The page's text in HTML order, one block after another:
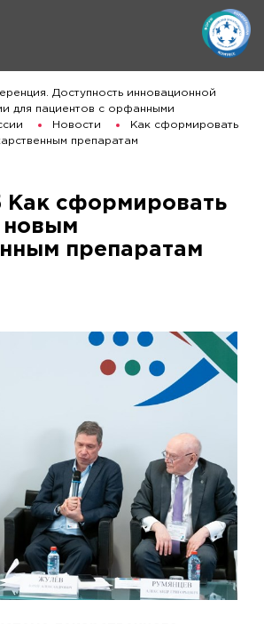
Доступность инновационной
для пациентов с орфанными
Новости
Как сформировать
препаратам
Как сформировать
новым
препаратам